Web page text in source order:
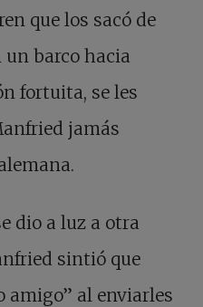
que los sacó de
barco hacia
fortuita, se les
jamás
dio a luz a otra
sintió que
amigo” al enviarles